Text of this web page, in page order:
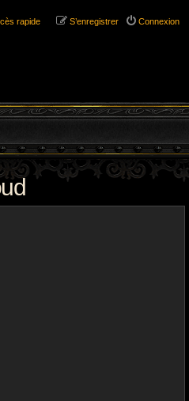
rapide Connexion
S’enregistrer